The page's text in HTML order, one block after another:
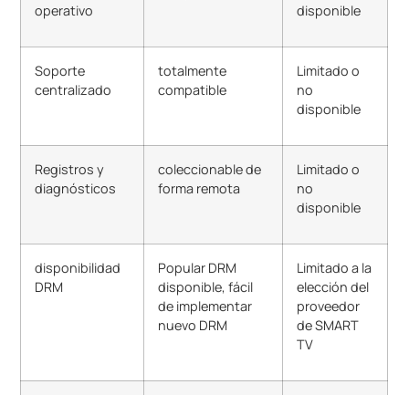
operativo
disponible
Soporte
centralizado
totalmente
compatible
Limitado o
no
disponible
Registros y
diagnósticos
coleccionable de
forma remota
Limitado o
no
disponible
disponibilidad
DRM
Popular DRM
disponible, fácil
de implementar
nuevo DRM
Limitado a la
elección del
proveedor
de SMART
TV